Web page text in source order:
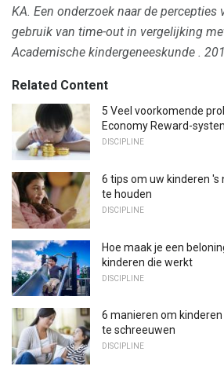
KA. Een onderzoek naar de percepties
gebruik van time-out in vergelijking
Academische kindergeneeskunde .
Related Content
5 Veel voorkomende
Economy Reward-
DISCIPLINE
6 tips om uw kinderen 's
te houden
DISCIPLINE
Hoe maak je een
kinderen die werkt
DISCIPLINE
6 manieren om
te schreeuwen
DISCIPLINE